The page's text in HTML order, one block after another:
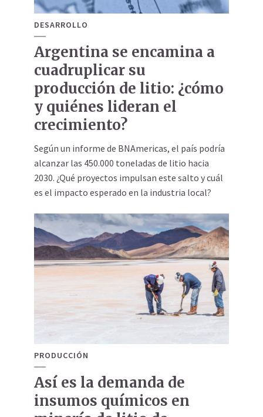
DESARROLLO
Argentina se encamina a
cuadruplicar su
producción de litio: ¿cómo
y quiénes lideran el
crecimiento?
Según un informe de BNAmericas, el país podría
alcanzar las 450.000 toneladas de litio hacia
2030. ¿Qué proyectos impulsan este salto y cuál
es el impacto esperado en la industria local?
PRODUCCIÓN
Así es la demanda de
insumos químicos en